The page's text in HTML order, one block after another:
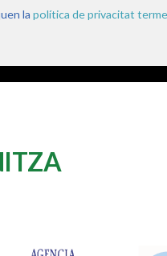
la política de privacitat